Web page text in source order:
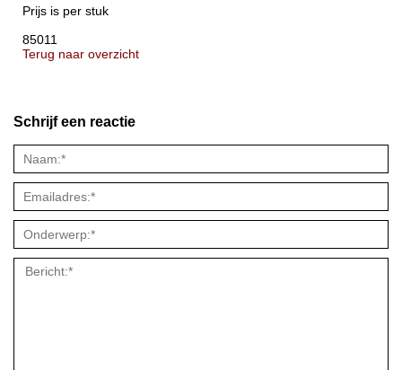
Prijs is per stuk
85011
Terug naar overzicht
Schrijf een reactie